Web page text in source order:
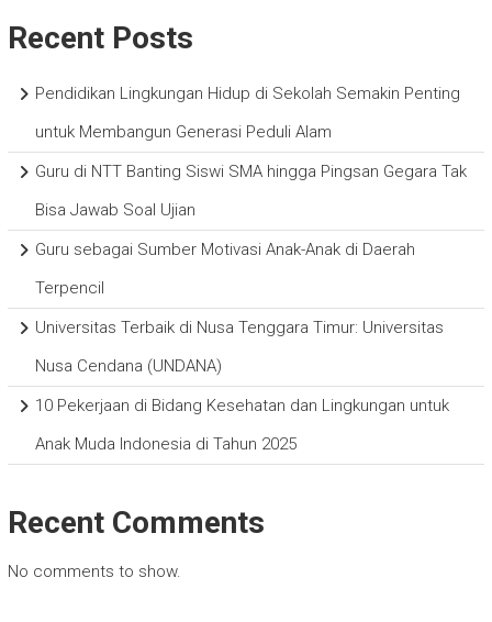
Recent Posts
Pendidikan Lingkungan Hidup di Sekolah Semakin Penting
untuk Membangun Generasi Peduli Alam
Guru di NTT Banting Siswi SMA hingga Pingsan Gegara Tak
Bisa Jawab Soal Ujian
Guru sebagai Sumber Motivasi Anak-Anak di Daerah
Terpencil
Universitas Terbaik di Nusa Tenggara Timur: Universitas
Nusa Cendana (UNDANA)
10 Pekerjaan di Bidang Kesehatan dan Lingkungan untuk
Anak Muda Indonesia di Tahun 2025
Recent Comments
No comments to show.